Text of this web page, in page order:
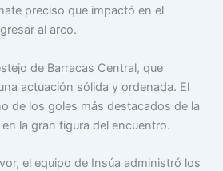
preciso que impactó en el
al arco.
de Barracas Central, que
actuación sólida y ordenada. El
de los goles más destacados de la
la gran figura del encuentro.
el equipo de Insúa administró los